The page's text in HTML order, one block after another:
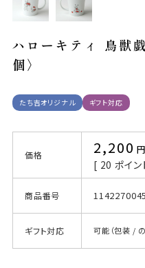
ハローキティ 鳥獣
個〉
たち吉オリジナル ギフト対応
価格 2,200
[ 20 ポイ
商品番号 1142270045
ギフト対応 可能（包装 / の